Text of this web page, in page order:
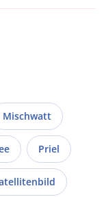
Mischwatt
Priel